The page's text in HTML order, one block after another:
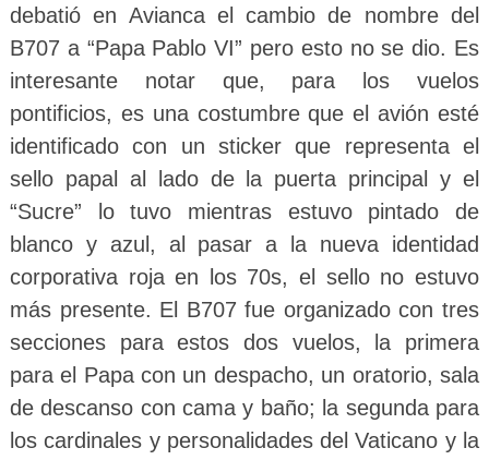
debatió en Avianca el cambio de nombre del
B707 a “Papa Pablo VI” pero esto no se dio. Es
interesante notar que, para los vuelos
pontificios, es una costumbre que el avión esté
identificado con un sticker que representa el
sello papal al lado de la puerta principal y el
“Sucre” lo tuvo mientras estuvo pintado de
blanco y azul, al pasar a la nueva identidad
corporativa roja en los 70s, el sello no estuvo
más presente. El B707 fue organizado con tres
secciones para estos dos vuelos, la primera
para el Papa con un despacho, un oratorio, sala
de descanso con cama y baño; la segunda para
los cardinales y personalidades del Vaticano y la